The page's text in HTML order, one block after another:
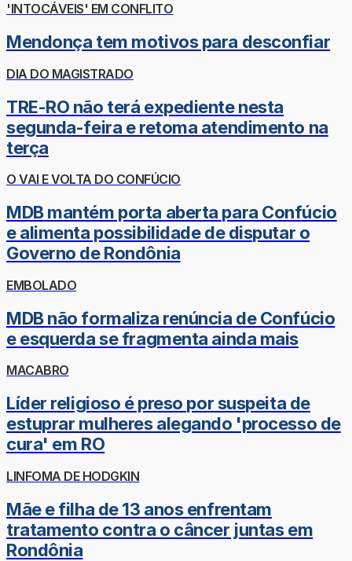
'INTOCÁVEIS' EM CONFLITO
Mendonça tem motivos para desconfiar
DIA DO MAGISTRADO
TRE-RO não terá expediente nesta
segunda-feira e retoma atendimento na
terça
O VAI E VOLTA DO CONFÚCIO
MDB mantém porta aberta para Confúcio
e alimenta possibilidade de disputar o
Governo de Rondônia
EMBOLADO
MDB não formaliza renúncia de Confúcio
e esquerda se fragmenta ainda mais
MACABRO
Líder religioso é preso por suspeita de
estuprar mulheres alegando 'processo de
cura' em RO
LINFOMA DE HODGKIN
Mãe e filha de 13 anos enfrentam
tratamento contra o câncer juntas em
Rondônia